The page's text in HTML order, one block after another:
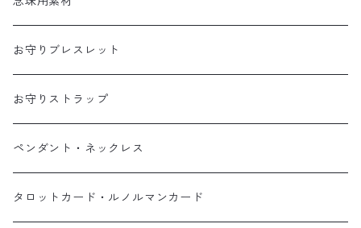
お守りブレスレット
お守りストラップ
ペンダント・ネックレス
タロットカード・ルノルマンカード